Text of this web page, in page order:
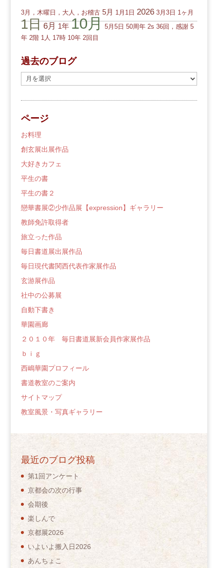
3月，木曜日，大人，お稽古 5月 1月1日 2026 3月3日 1ヶ月
1日 6月 1年 10月 5月5日 50周年 2s 36回，感謝 5
年 2階 1人 17時 10年 2回目
過去のブログ
去
の
ロ
グ
ページ
お料理
創玄展出展作品
大好きカフェ
平生の書
平生の書２
戀華書展②少作品展【expression】ギャラリー
教師免許取得者
旅立った作品
毎日書道展出展作品
毎日現代書関西代表作家展作品
玄游展作品
社中の公募展
自動下書き
華園画廊
２０１０年 毎日書道展新会員作家展作品
ｂｉｇ
西嶋華園プロフィール
書道教室のご案内
サイトマップ
教室風景・写真ギャラリー
最近のブログ投稿
第1回アンケート
京都会の次の行事
会期後
楽しんで
京都展2026
いよいよ搬入日2026
あんちょこ